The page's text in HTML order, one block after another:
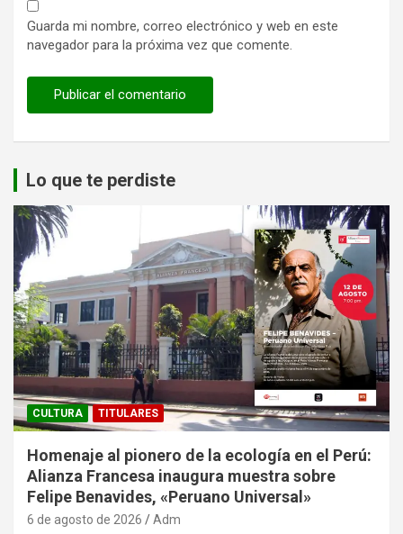
Guarda mi nombre, correo electrónico y web en este
navegador para la próxima vez que comente.
Lo que te perdiste
CULTURA TITULARES
Homenaje al pionero de la ecología en el Perú:
Alianza Francesa inaugura muestra sobre
Felipe Benavides, «Peruano Universal»
6 de agosto de 2026 Adm